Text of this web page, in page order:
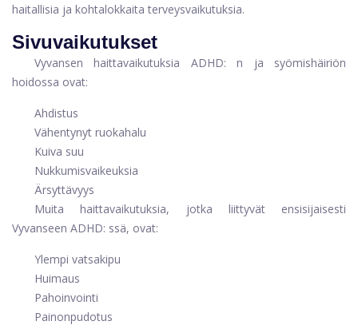
haitallisia ja kohtalokkaita terveysvaikutuksia.
Sivuvaikutukset
Vyvansen haittavaikutuksia ADHD: n ja syömishäiriön
hoidossa ovat:
Ahdistus
Vähentynyt ruokahalu
Kuiva suu
Nukkumisvaikeuksia
Ärsyttävyys
Muita haittavaikutuksia, jotka liittyvät ensisijaisesti
Vyvanseen ADHD: ssä, ovat:
Ylempi vatsakipu
Huimaus
Pahoinvointi
Painonpudotus